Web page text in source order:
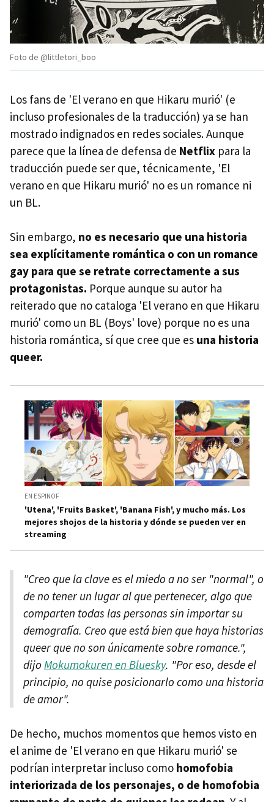
Foto de @littletori_boo
Los fans de 'El verano en que Hikaru murió' (e
incluso profesionales de la traducción) ya se han
mostrado indignados en redes sociales. Aunque
parece que la línea de defensa de Netflix para la
traducción puede ser que, técnicamente, 'El
verano en que Hikaru murió' no es un romance ni
un BL.
Sin embargo, no es necesario que una historia
sea explícitamente romántica o con un romance
gay para que se retrate correctamente a sus
protagonistas. Porque aunque su autor ha
reiterado que no cataloga 'El verano en que Hikaru
murió' como un BL (Boys' love) porque no es una
historia romántica, sí que cree que es una historia
queer.
EN ESPINOF
'Utena', 'Fruits Basket', 'Banana Fish', y mucho más. Los
mejores shojos de la historia y dónde se pueden ver en
streaming
"Creo que la clave es el miedo a no ser "normal", o
de no tener un lugar al que pertenecer, algo que
comparten todas las personas sin importar su
demografía. Creo que está bien que haya historias
queer que no son únicamente sobre romance.",
dijo Mokumokuren en Bluesky. "Por eso, desde el
principio, no quise posicionarlo como una historia
de amor".
De hecho, muchos momentos que hemos visto en
el anime de 'El verano en que Hikaru murió' se
podrían interpretar incluso como homofobia
interiorizada de los personajes, o de homofobia